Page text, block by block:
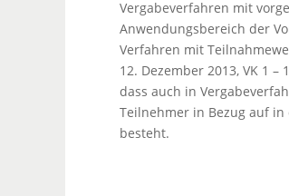
Vergabeverfahren mit
Anwendungsbereich der
Verfahren mit
12. Dezember 2013, VK 1
dass auch in
Teilnehmer in Bezug auf
besteht.